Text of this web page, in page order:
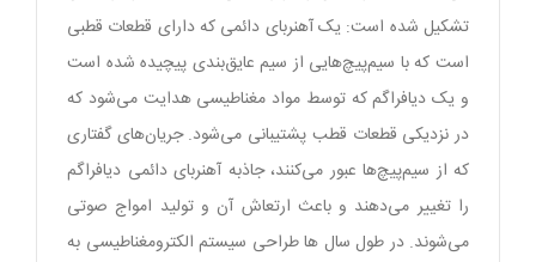
تشکیل شده است: یک آهنربای دائمی که دارای قطعات قطبی
است که با سیم‌پیچ‌هایی از سیم عایق‌بندی پیچیده شده است
و یک دیافراگم که توسط مواد مغناطیسی هدایت می‌شود که
در نزدیکی قطعات قطب پشتیبانی می‌شود. جریان‌های گفتاری
که از سیم‌پیچ‌ها عبور می‌کنند، جاذبه آهنربای دائمی دیافراگم
را تغییر می‌دهند و باعث ارتعاش آن و تولید امواج صوتی
می‌شوند. در طول سال ها طراحی سیستم الکترومغناطیسی به